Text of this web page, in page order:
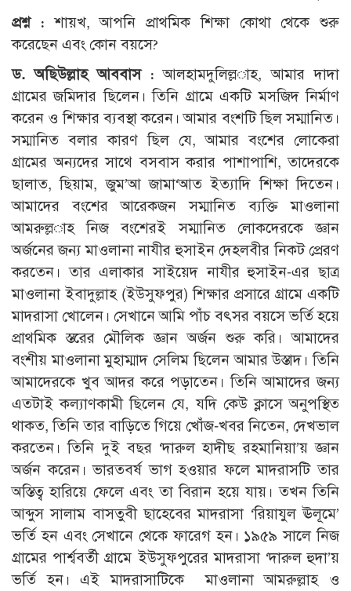
প্রশ্ন :শায়খ, আপনি প্রাথমিক শিক্ষা কোথা থেকে শুরু
করেছেন এবং কোন বয়সে?
ড. অছিউল্লাহ আববাস : আলহামদুলিল্ল­াহ, আমার দাদা
গ্রামের জমিদার ছিলেন। তিনি গ্রামে একটি মসজিদ নির্মাণ
করেন ও শিক্ষার ব্যবস্থা করেন। আমার বংশটি ছিল সম্মানিত।
সম্মানিত বলার কারণ ছিল যে, আমার বংশের লোকেরা
গ্রামের অন্যদের সাথে বসবাস করার পাশাপাশি, তাদেরকে
ছালাত, ছিয়াম, জুম’আ জামা‘আত ইত্যাদি শিক্ষা দিতেন।
আমাদের বংশের আরেকজন সম্মানিত ব্যক্তি মাওলানা
আমরুল্ল­াহ নিজ বংশেরই সম্মানিত লোকদেরকে জ্ঞান
অর্জনের জন্য মাওলানা নাযীর হুসাইন দেহলবীর নিকট প্রেরণ
করতেন। তার এলাকার সাইয়েদ নাযীর হুসাইন-এর ছাত্র
মাওলানা ইবাদুল্ল­াহ (ইউসুফপুর) শিক্ষার প্রসারে গ্রামে একটি
মাদরাসা খোলেন। সেখানে আমি পাঁচ বৎসর বয়সে ভর্তি হয়ে
প্রাথমিক স্তরের মৌলিক জ্ঞান অর্জন শুরু করি। আমাদের
বংশীয় মাওলানা মুহাম্মাদ সেলিম ছিলেন আমার উস্তাদ। তিনি
আমাদেরকে খুব আদর করে পড়াতেন। তিনি আমাদের জন্য
এতটাই কল্যাণকামী ছিলেন যে, যদি কেউ ক্লাসে অনুপস্থিত
থাকত, তিনি তার বাড়িতে গিয়ে খোঁজ-খবর নিতেন, দেখভাল
করতেন। তিনি দুই বছর ‘দারুল হাদীছ রহমানিয়া’য় জ্ঞান
অর্জন করেন। ভারতবর্ষ ভাগ হওয়ার ফলে মাদরাসটি তার
অস্তিত্ব হারিয়ে ফেলে এবং তা বিরান হয়ে যায়। তখন তিনি
আব্দুস সালাম বাসতুবী ছাহেবের মাদরাসা ‘রিয়াযুল ঊলূমে’
ভর্তি হন এবং সেখানে থেকে ফারেগ হন। ১৯৫৯ সালে নিজ
গ্রামের পার্শ্ববর্তী গ্রামে ইউসুফপুরের মাদরাসা ‘দারুল হুদা’য়
ভর্তি হন। এই মাদরাসাটিকে মাওলানা আমরুল্লাহ ও